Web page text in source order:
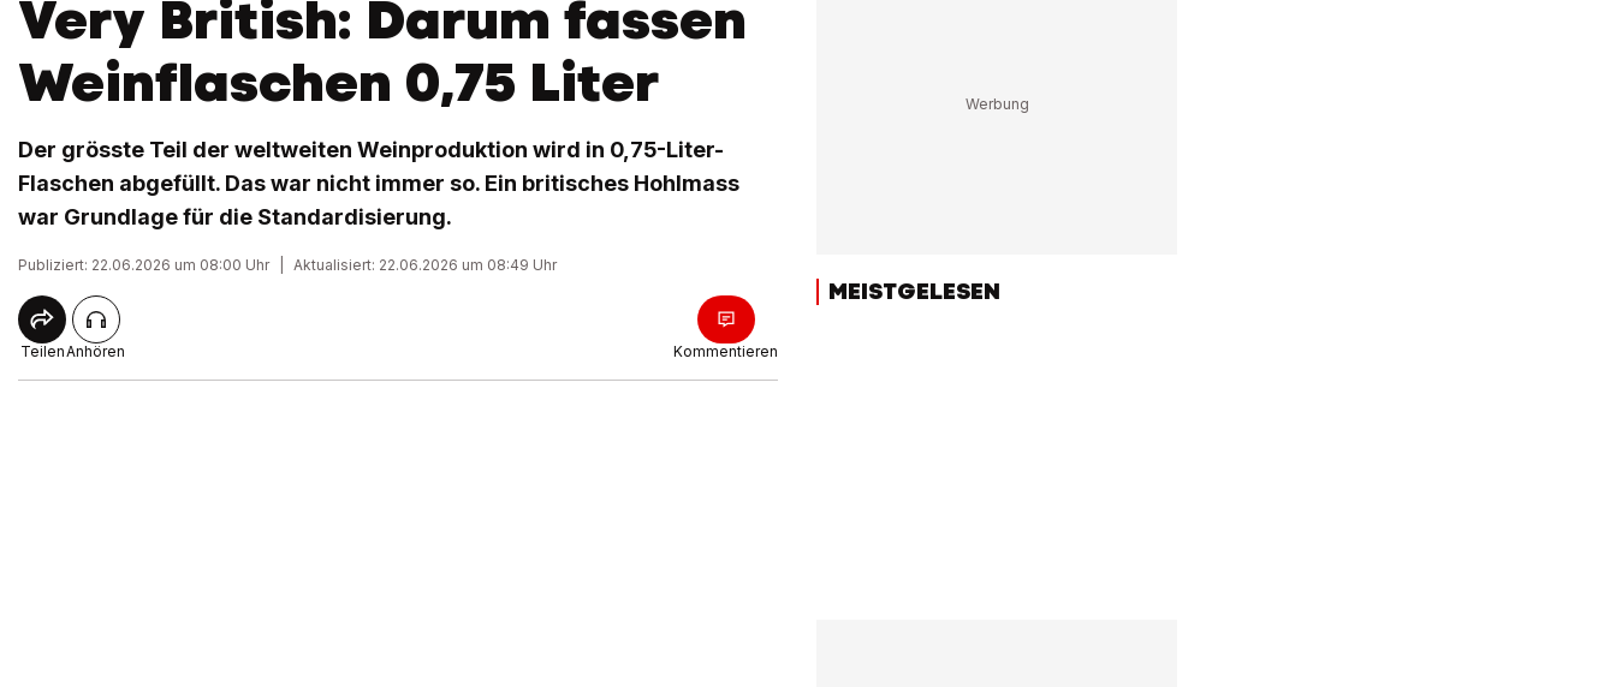
Very British: Darum fassen
Weinflaschen 0,75 Liter
Der grösste Teil der weltweiten Weinproduktion wird in 0,75-Liter-
Flaschen abgefüllt. Das war nicht immer so. Ein britisches Hohlmass
war Grundlage für die Standardisierung.
Publiziert: 22.06.2026 um 08:00 Uhr Aktualisiert: 22.06.2026 um 08:49 Uhr
TeilenAnhören Kommentieren
MEISTGELESEN